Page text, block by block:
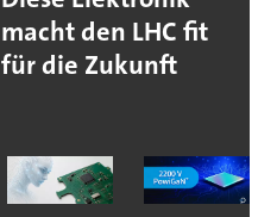
macht den LHC fit
für die Zukunft